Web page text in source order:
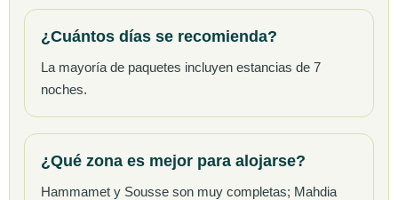
¿Cuántos días se recomienda?
La mayoría de paquetes incluyen estancias de 7
noches.
¿Qué zona es mejor para alojarse?
Hammamet y Sousse son muy completas; Mahdia